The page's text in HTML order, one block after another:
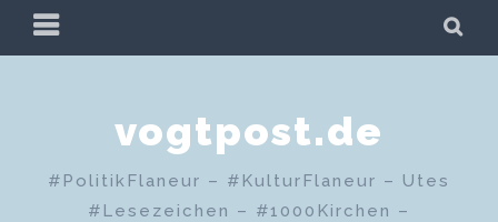
Zum
PRIMÄRES
MENÜ
vogtpost.de
#PolitikFlaneur – #KulturFlaneur – Utes
#Lesezeichen – #1000Kirchen –